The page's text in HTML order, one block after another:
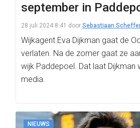
september in
28 juli 2024 8:41 door Sebastiaan
Wijkagent Eva Dijkman gaat de
verlaten. Na de zomer gaat ze
wijk Paddepoel. Dat laat Dijkman
media.
NIEUWS